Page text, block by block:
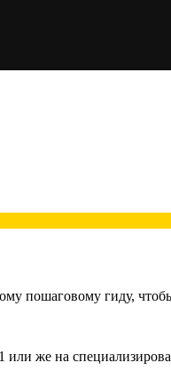
пошаговому гиду,
же на